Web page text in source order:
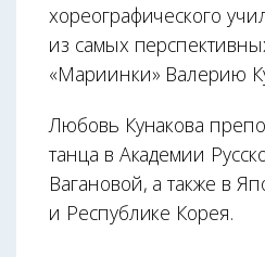
хореографического
из самых
«Мариинки» Валерию
Любовь Кунакова
танца в Академии
Вагановой, а также в
и Республике Корея.